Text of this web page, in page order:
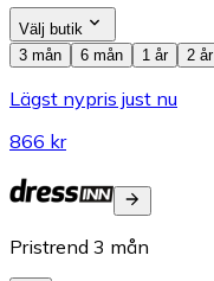
Välj butik
3 mån
6 mån 1 år 2 år
Lägst nypris just nu
866 kr
Pristrend 3 mån